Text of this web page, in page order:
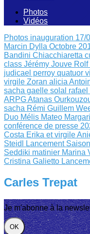
Photos
Vidéos
Photos inauguration 17/
Marcin Dylla Octobre
Bandini Chiacchiaretta
class Jérémy Jouve Rolf
judicael perroy quatuor
virgile Zoran alicia
sacha gaelle solal rafael
ARPG Atanas
sacha Rémi Guillem
Duo Mélis Mateo
conférence de presse
Costa Erika et virgile
Steidl
Lancement
Seddiki matinier Marina
Cristina Galietto
Carles Trepat
Je m'abonne à la
OK